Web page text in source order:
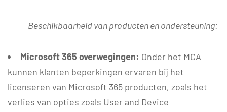
Beschikbaarheid van producten en ondersteuning:
Microsoft 365 overwegingen: Onder het MCA
kunnen klanten beperkingen ervaren bij het
licenseren van Microsoft 365 producten, zoals het
verlies van opties zoals User and Device